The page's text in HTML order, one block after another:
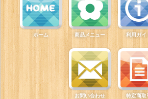
ホーム 商品メニュー 利用ガイ
お問い合わせ 特定商取